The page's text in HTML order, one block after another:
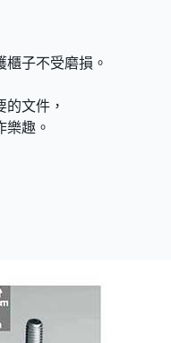
子不受磨損。
文件，
趣。